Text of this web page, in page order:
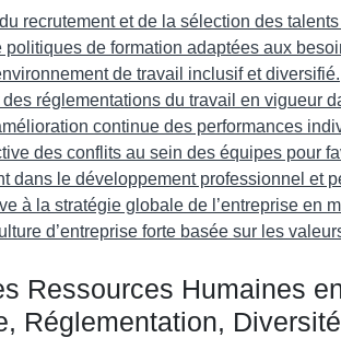
recrutement et de la sélection des
politiques de formation adaptées aux
de travail inclusif et diversifié.
réglementations du travail en vigueur
continue des performances
des conflits au sein des équipes pour
dans le développement professionnel et
à la stratégie globale de l’entreprise en
d’entreprise forte basée sur les
Ressources Humaines
Réglementation,